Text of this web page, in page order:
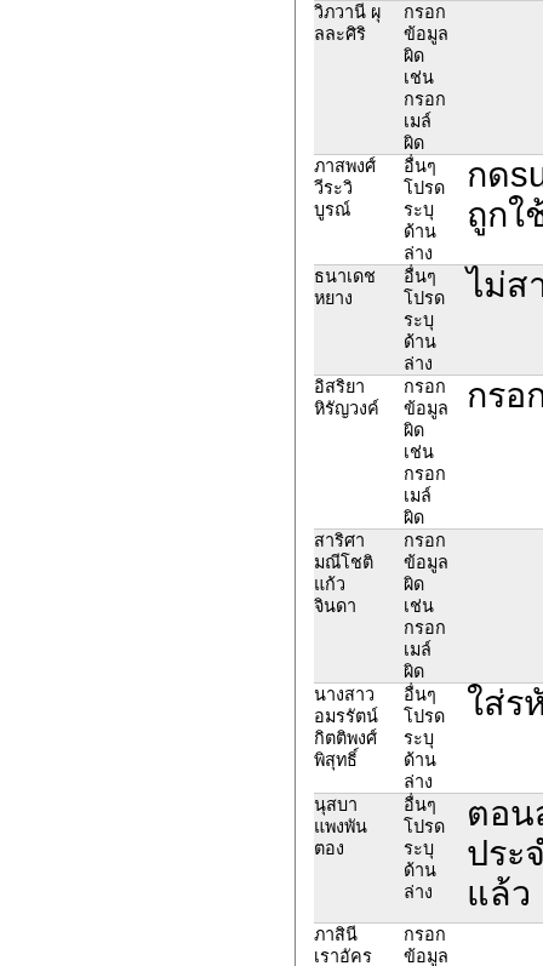
วิภวานี ผุ
ลละศิริ
กรอก
ข้อมูล
ผิด
เช่น
กรอก
เมล์
ผิด
ภาสพงศ์
วีระวิ
บูรณ์
อื่นๆ
โปรด
ระบุ
ด้าน
ล่าง
กด
ถูกใ
ธนาเดช
หยาง
อื่นๆ
โปรด
ระบุ
ด้าน
ล่าง
ไม่ส
อิสริยา
หิรัญวงค์
กรอก
ข้อมูล
ผิด
เช่น
กรอก
เมล์
ผิด
กรอ
สาริศา
มณีโชติ
แก้ว
จินดา
กรอก
ข้อมูล
ผิด
เช่น
กรอก
เมล์
ผิด
นางสาว
อมรรัตน์
กิตติพงศ์
พิสุทธิ์
อื่นๆ
โปรด
ระบุ
ด้าน
ล่าง
ใส่ร
นุสบา
แพงพัน
ตอง
อื่นๆ
โปรด
ระบุ
ด้าน
ล่าง
ตอน
ประ
แล้ว
ภาสินี
เราอัคร
กรอก
ข้อมูล